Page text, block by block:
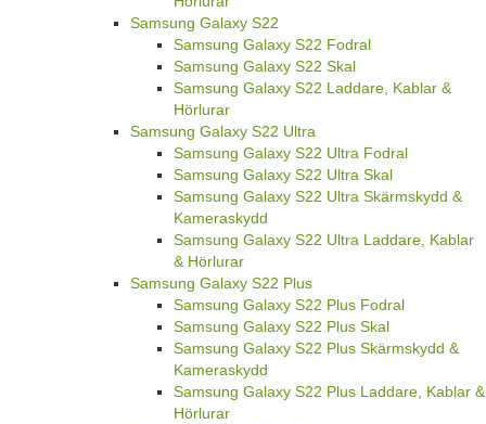
Samsung Galaxy S22
Samsung Galaxy S22 Fodral
Samsung Galaxy S22 Skal
Samsung Galaxy S22 Laddare, Kablar &
Hörlurar
Samsung Galaxy S22 Ultra
Samsung Galaxy S22 Ultra Fodral
Samsung Galaxy S22 Ultra Skal
Samsung Galaxy S22 Ultra Skärmskydd &
Kameraskydd
Samsung Galaxy S22 Ultra Laddare, Kablar
& Hörlurar
Samsung Galaxy S22 Plus
Samsung Galaxy S22 Plus Fodral
Samsung Galaxy S22 Plus Skal
Samsung Galaxy S22 Plus Skärmskydd &
Kameraskydd
Samsung Galaxy S22 Plus Laddare, Kablar &
Hörlurar